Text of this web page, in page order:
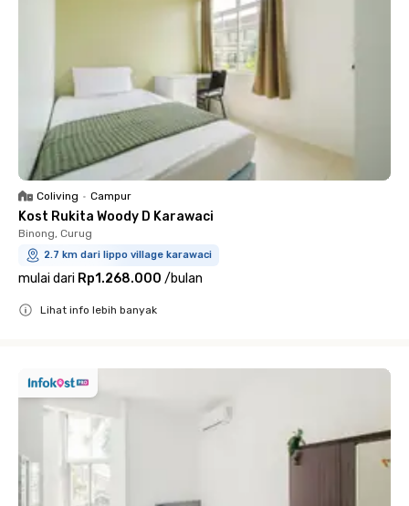
Coliving • Campur
Kost Rukita Woody D Karawaci
Binong, Curug
2.7 km dari lippo village karawaci
mulai dari Rp1.268.000 /bulan
Lihat info lebih banyak